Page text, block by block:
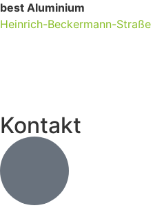
best Aluminium
Heinrich-Beckermann-
Kontakt